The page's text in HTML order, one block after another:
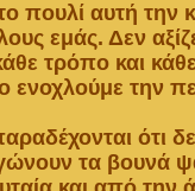
πουλί αυτή την
εμάς. Δεν
τρόπο και
ενοχλούμε την
ότι
τα βουνά